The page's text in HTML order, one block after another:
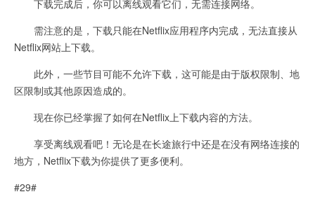
下载完成后，你可以离线观看它们，无需连接网络。
需注意的是，下载只能在Netflix应用程序内完成，无法直接从
Netflix网站上下载。
此外，一些节目可能不允许下载，这可能是由于版权限制、地
区限制或其他原因造成的。
现在你已经掌握了如何在Netflix上下载内容的方法。
享受离线观看吧！无论是在长途旅行中还是在没有网络连接的
地方，Netflix下载为你提供了更多便利。
#29#